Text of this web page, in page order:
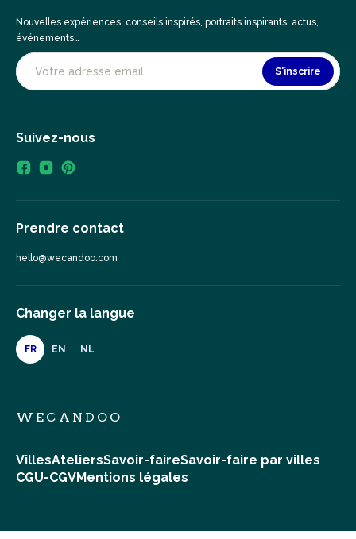
Nouvelles expériences, conseils inspirés, portraits inspirants, actus,
événements…
S'inscrire
Suivez-nous
Prendre contact
hello@wecandoo.com
Changer la langue
FR EN NL
WECANDOO
VillesAteliersSavoir-faireSavoir-faire par villes
CGU-CGVMentions légales